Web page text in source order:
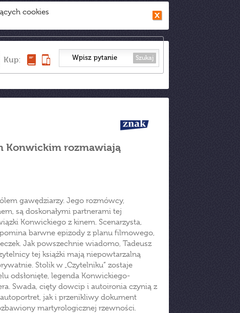
cookies
Kup: Szukaj
Konwickim rozmawiają
gawędziarzy. Jego rozmówcy,
są doskonałymi partnerami tej
Konwickiego z kinem. Scenarzysta,
barwne epizody z planu filmowego,
Jak powszechnie wiadomo, Tadeusz
tej książki mają niepowtarzalną
Stolik w „Czytelniku” zostaje
odsłonięte, legenda Konwickiego-
Swada, cięty dowcip i autoironia czynią z
jak i przenikliwy dokument
martyrologicznej rzewności.